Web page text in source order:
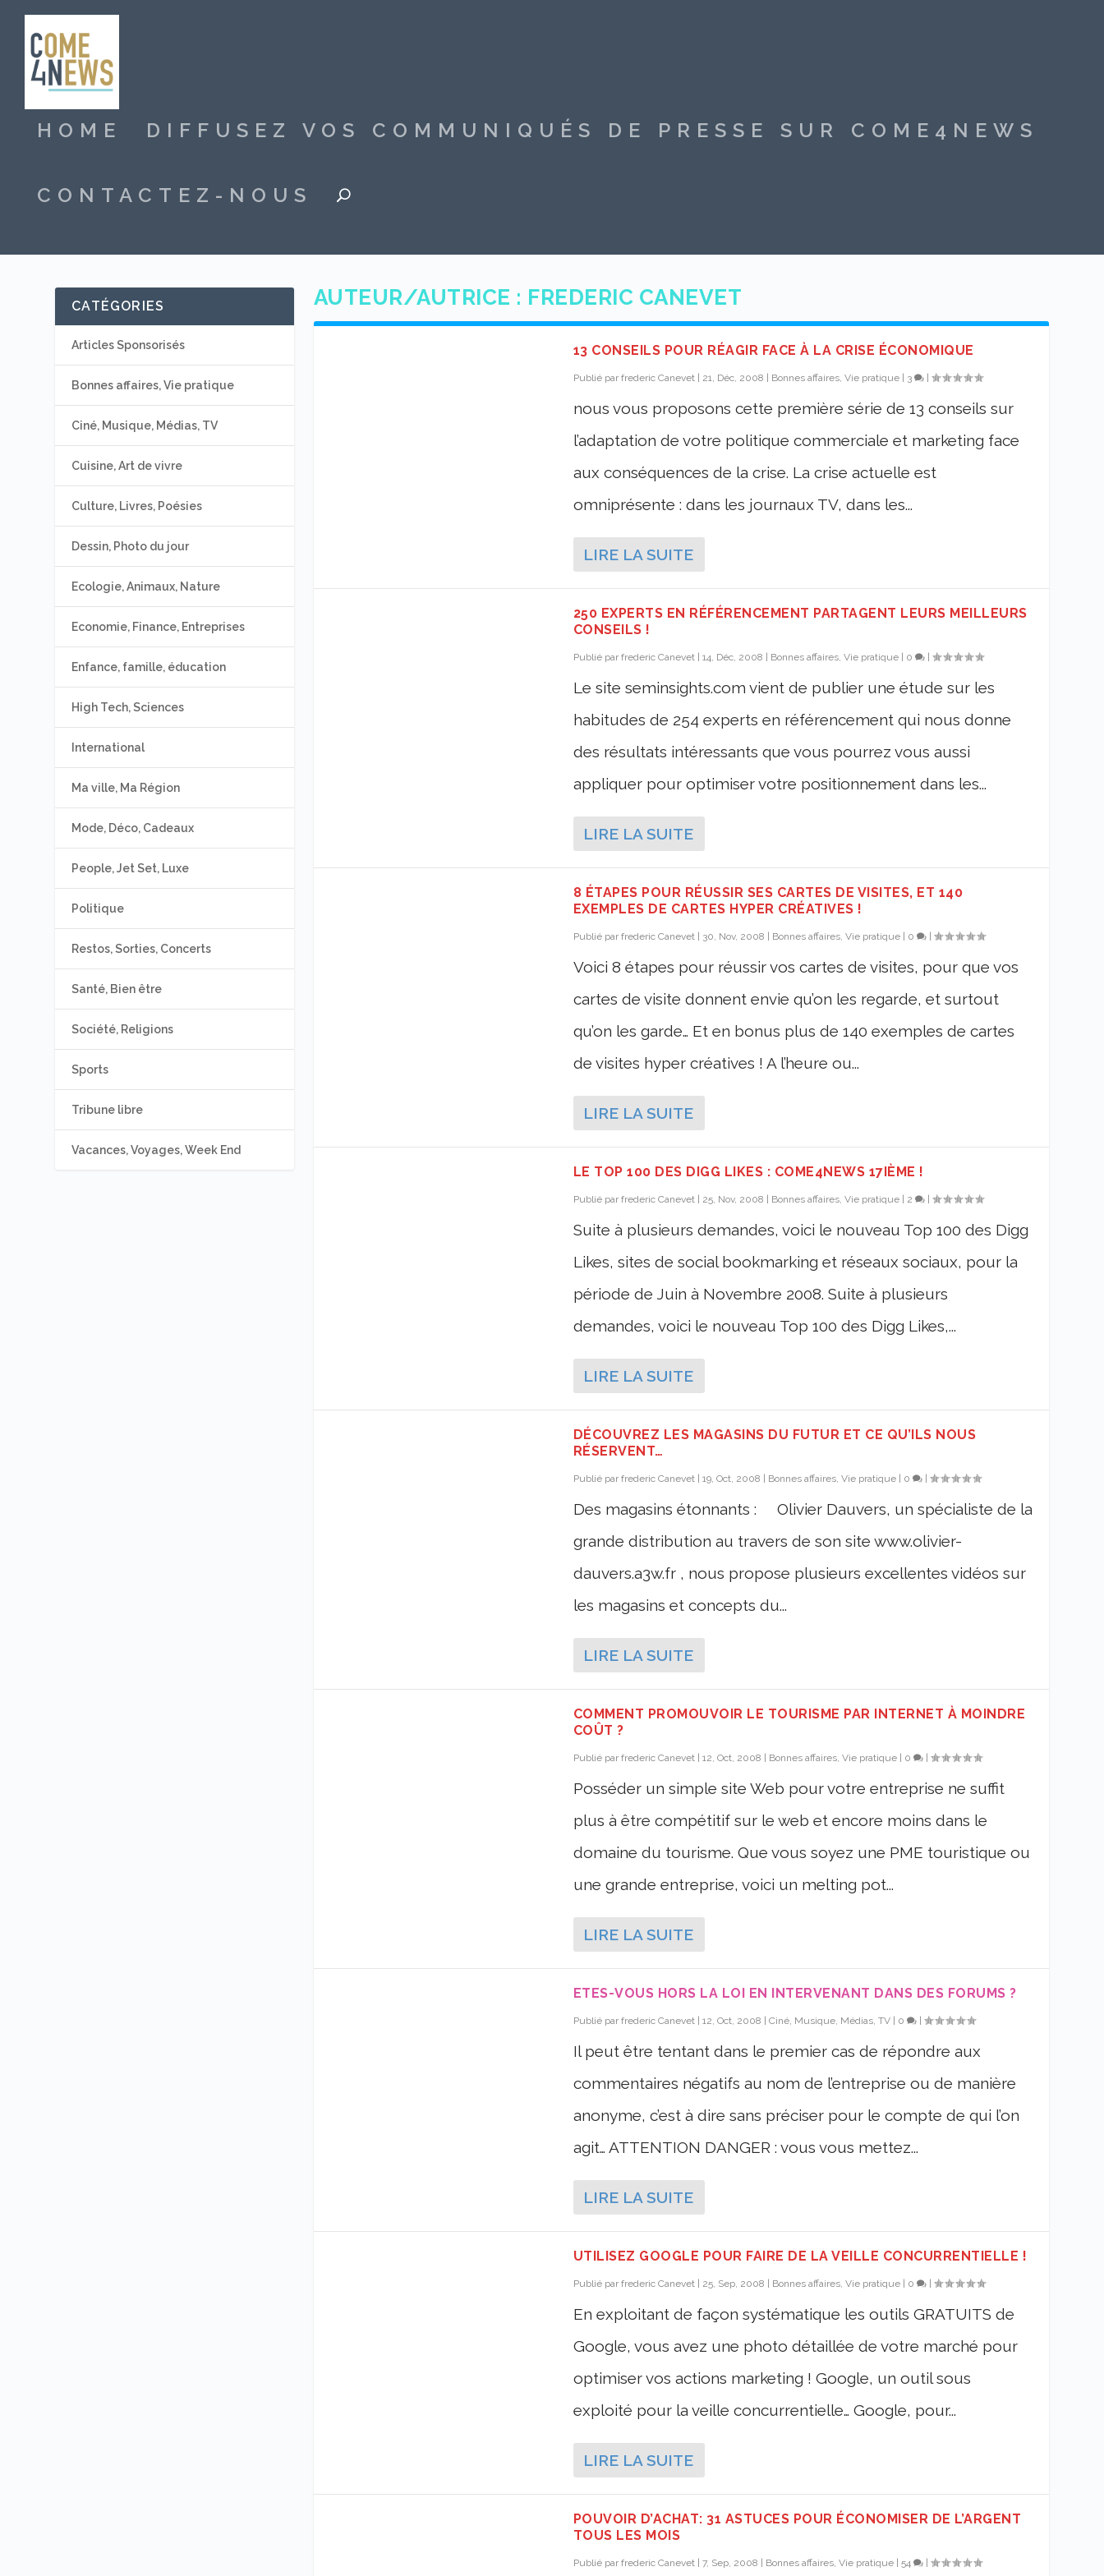
HOME DIFFUSEZ VOS COMMUNIQUÉS DE PRESSE SUR COME4NEWS
CONTACTEZ-NOUS
AUTEUR/AUTRICE : FREDERIC CANEVET
13 CONSEILS POUR RÉAGIR FACE À LA CRISE ÉCONOMIQUE
Publié par frederic Canevet| 21, Déc, 2008 Bonnes affaires, Vie pratique| 3 |
nous vous proposons cette première série de 13 conseils sur
l’adaptation de votre politique commerciale et marketing face
aux conséquences de la crise. La crise actuelle est
omniprésente : dans les journaux TV, dans les...
LIRE LA SUITE
250 EXPERTS EN RÉFÉRENCEMENT PARTAGENT LEURS MEILLEURS
CONSEILS !
Publié par frederic Canevet| 14, Déc, 2008 Bonnes affaires, Vie pratique| 0 |
Le site seminsights.com vient de publier une étude sur les
habitudes de 254 experts en référencement qui nous donne
des résultats intéressants que vous pourrez vous aussi
appliquer pour optimiser votre positionnement dans les...
LIRE LA SUITE
8 ÉTAPES POUR RÉUSSIR SES CARTES DE VISITES, ET 140
EXEMPLES DE CARTES HYPER CRÉATIVES !
Publié par frederic Canevet| 30, Nov, 2008 Bonnes affaires, Vie pratique| 0 |
Voici 8 étapes pour réussir vos cartes de visites, pour que vos
cartes de visite donnent envie qu’on les regarde, et surtout
qu’on les garde… Et en bonus plus de 140 exemples de cartes
de visites hyper créatives ! A l’heure ou...
LIRE LA SUITE
LE TOP 100 DES DIGG LIKES : COME4NEWS 17IÈME !
Publié par frederic Canevet| 25, Nov, 2008 Bonnes affaires, Vie pratique| 2 |
Suite à plusieurs demandes, voici le nouveau Top 100 des Digg
Likes, sites de social bookmarking et réseaux sociaux, pour la
période de Juin à Novembre 2008. Suite à plusieurs
demandes, voici le nouveau Top 100 des Digg Likes,...
LIRE LA SUITE
DÉCOUVREZ LES MAGASINS DU FUTUR ET CE QU’ILS NOUS
RÉSERVENT…
Publié par frederic Canevet| 19, Oct, 2008 Bonnes affaires, Vie pratique| 0 |
Des magasins étonnants : Olivier Dauvers, un spécialiste de la
grande distribution au travers de son site www.olivier-
dauvers.a3w.fr , nous propose plusieurs excellentes vidéos sur
les magasins et concepts du...
LIRE LA SUITE
COMMENT PROMOUVOIR LE TOURISME PAR INTERNET À MOINDRE
COÛT ?
Publié par frederic Canevet| 12, Oct, 2008 Bonnes affaires, Vie pratique| 0 |
Posséder un simple site Web pour votre entreprise ne suffit
plus à être compétitif sur le web et encore moins dans le
domaine du tourisme. Que vous soyez une PME touristique ou
une grande entreprise, voici un melting pot...
LIRE LA SUITE
ETES-VOUS HORS LA LOI EN INTERVENANT DANS DES FORUMS ?
Publié par frederic Canevet| 12, Oct, 2008 Ciné, Musique, Médias, TV| 0 |
Il peut être tentant dans le premier cas de répondre aux
commentaires négatifs au nom de l’entreprise ou de manière
anonyme, c’est à dire sans préciser pour le compte de qui l’on
agit… ATTENTION DANGER : vous vous mettez...
LIRE LA SUITE
UTILISEZ GOOGLE POUR FAIRE DE LA VEILLE CONCURRENTIELLE !
Publié par frederic Canevet| 25, Sep, 2008 Bonnes affaires, Vie pratique| 0 |
En exploitant de façon systématique les outils GRATUITS de
Google, vous avez une photo détaillée de votre marché pour
optimiser vos actions marketing ! Google, un outil sous
exploité pour la veille concurrentielle… Google, pour...
LIRE LA SUITE
POUVOIR D’ACHAT: 31 ASTUCES POUR ÉCONOMISER DE L’ARGENT
TOUS LES MOIS
Publié par frederic Canevet| 7, Sep, 2008 Bonnes affaires, Vie pratique| 54 |
CATÉGORIES
Articles Sponsorisés
Bonnes affaires, Vie pratique
Ciné, Musique, Médias, TV
Cuisine, Art de vivre
Culture, Livres, Poésies
Dessin, Photo du jour
Ecologie, Animaux, Nature
Economie, Finance, Entreprises
Enfance, famille, éducation
High Tech, Sciences
International
Ma ville, Ma Région
Mode, Déco, Cadeaux
People, Jet Set, Luxe
Politique
Restos, Sorties, Concerts
Santé, Bien être
Société, Religions
Sports
Tribune libre
Vacances, Voyages, Week End